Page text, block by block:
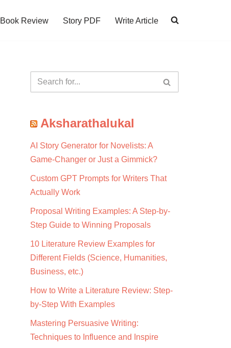
Book Review Story PDF Write Article
Aksharathalukal
AI Story Generator for Novelists: A
Game-Changer or Just a Gimmick?
Custom GPT Prompts for Writers That
Actually Work
Proposal Writing Examples: A Step-by-
Step Guide to Winning Proposals
10 Literature Review Examples for
Different Fields (Science, Humanities,
Business, etc.)
How to Write a Literature Review: Step-
by-Step With Examples
Mastering Persuasive Writing:
Techniques to Influence and Inspire